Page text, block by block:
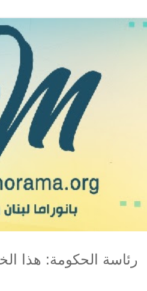
رئاسة الحكومة: هذا